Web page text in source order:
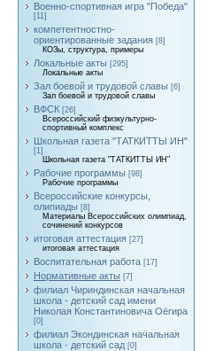
Военно-спортивная игра "Победа"
[11]
компетентностно-
ориентированные задания [8]
КОЗы, структура, примеры
Локальные акты [295]
Локальные акты
Зал боевой и трудовой славы [6]
Зал боевой и трудовой славы
ВФСК [26]
Всероссийский физкультурно-
спортивный комплекс
Школьная газета "ТАТКИТТЫ ИН"
[1]
Школьная газета "ТАТКИТТЫ ИН"
Рабочие программы [98]
Рабочие программы
Всероссийские конкурсы,
олипиады [8]
Материалы Всероссийских олимпиад,
сочинений конкурсов
итоговая аттестация [27]
итоговая аттестация
Воспитательная работа [17]
Нормативные акты [7]
филиал Чириндинская начальная
школа - детский сад имени
Николая Константиновича Оёгира
[0]
филиал Экондинская начальная
школа - детский сад [0]